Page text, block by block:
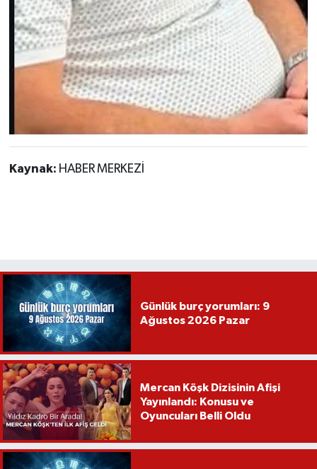
Kaynak: HABER MERKEZİ
Günlük burç yorumları: 9
Ağustos 2026 Pazar
Mercan Köşk Dizisinin Afişi
Yayınlandı: Konusu ve
Oyuncuları Belli Oldu